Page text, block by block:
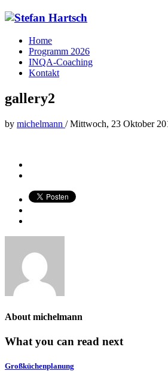
Home
Programm 2026
INQA-Coaching
Kontakt
gallery2
by michelmann /Mittwoch, 23 Oktober
About michelmann
What you can read next
Großküchenplanung